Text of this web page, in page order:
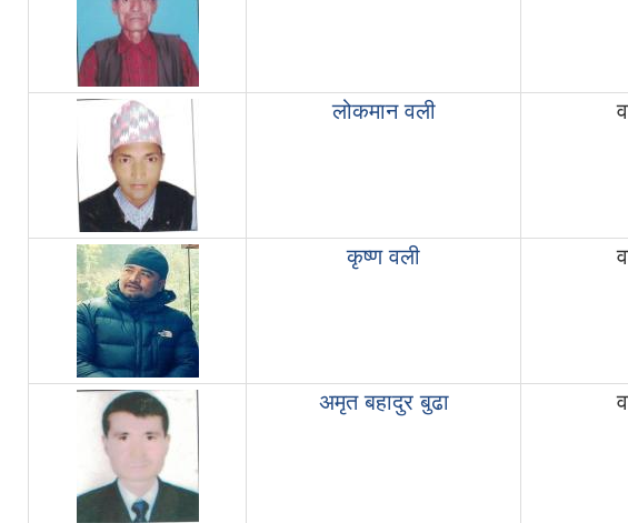
लोकमान वली
कृष्ण वली
अमृत बहादुर बुढा